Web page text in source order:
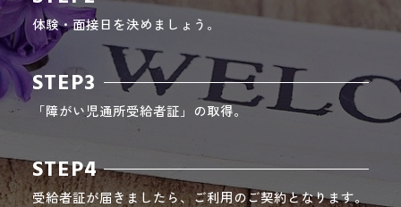
体験・面接日を決めましょう。
STEP3
「障がい児通所受給者証」の取得。
STEP4
受給者証が届きましたら、ご利用のご契約となります。